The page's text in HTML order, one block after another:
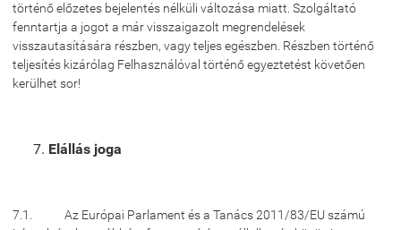
történő előzetes bejelentés nélküli változása miatt. Szolgáltató
fenntartja a jogot a már visszaigazolt megrendelések
visszautasítására részben, vagy teljes egészben. Részben történő
teljesítés kizárólag Felhasználóval történő egyeztetést követően
kerülhet sor!
Elállás joga
7.1. Az Európai Parlament és a Tanács 2011/83/EU számú